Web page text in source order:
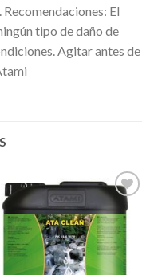
El
tipo de daño de
Agitar antes de
Añadir
a la
lista de
deseos